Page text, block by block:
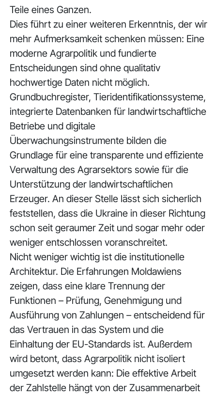
Teile eines Ganzen.
Dies führt zu einer weiteren Erkenntnis, der wir
mehr Aufmerksamkeit schenken müssen: Eine
moderne Agrarpolitik und fundierte
Entscheidungen sind ohne qualitativ
hochwertige Daten nicht möglich.
Grundbuchregister, Tieridentifikationssysteme,
integrierte Datenbanken für landwirtschaftliche
Betriebe und digitale
Überwachungsinstrumente bilden die
Grundlage für eine transparente und effiziente
Verwaltung des Agrarsektors sowie für die
Unterstützung der landwirtschaftlichen
Erzeuger. An dieser Stelle lässt sich sicherlich
feststellen, dass die Ukraine in dieser Richtung
schon seit geraumer Zeit und sogar mehr oder
weniger entschlossen voranschreitet.
Nicht weniger wichtig ist die institutionelle
Architektur. Die Erfahrungen Moldawiens
zeigen, dass eine klare Trennung der
Funktionen – Prüfung, Genehmigung und
Ausführung von Zahlungen – entscheidend für
das Vertrauen in das System und die
Einhaltung der EU-Standards ist. Außerdem
wird betont, dass Agrarpolitik nicht isoliert
umgesetzt werden kann: Die effektive Arbeit
der Zahlstelle hängt von der Zusammenarbeit